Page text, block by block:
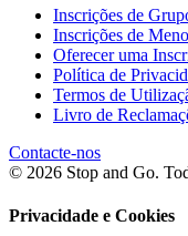
Inscrições de
Inscrições de
Oferecer uma
Política de
Termos de
Livro de
Contacte-nos
© 2026 Stop and Go.
Privacidade e Cookies